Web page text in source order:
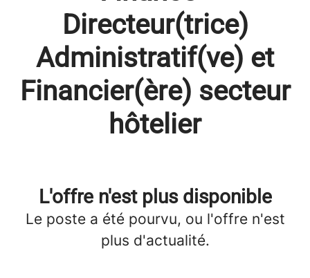
Directeur(trice)
Administratif(ve) et
Financier(ère) secteur
hôtelier
L'offre n'est plus disponible
Le poste a été pourvu, ou l'offre n'est
plus d'actualité.